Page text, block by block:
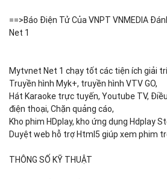
==>Báo Điện Tử Của VNPT VNMEDIA
Net 1
Mytvnet Net 1 chạy tốt các tiện ích giải
Truyền hình Myk+, truyền hình VTV GO,
Hát Karaoke trực tuyến, Youtube TV,
điện thoại, Chặn quảng cáo,
Kho phim HDplay, kho ứng dụng Hdplay
Duyệt web hỗ trợ Html5 giúp xem phim
THÔNG SỐ KỸ THUẬT